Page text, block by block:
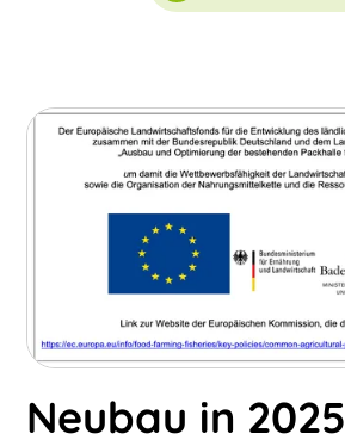
Neubau in 2025